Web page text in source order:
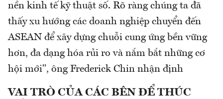
nền kinh tế kỹ thuật số. Rõ ràng chúng ta đã
thấy xu hướng các doanh nghiệp chuyển đến
ASEAN để xây dựng chuỗi cung ứng bền vững
hơn, đa dạng hóa rủi ro và nắm bắt những cơ
hội mới", ông Frederick Chin nhận định
VAI TRÒ CỦA CÁC BÊN ĐỂ THÚC